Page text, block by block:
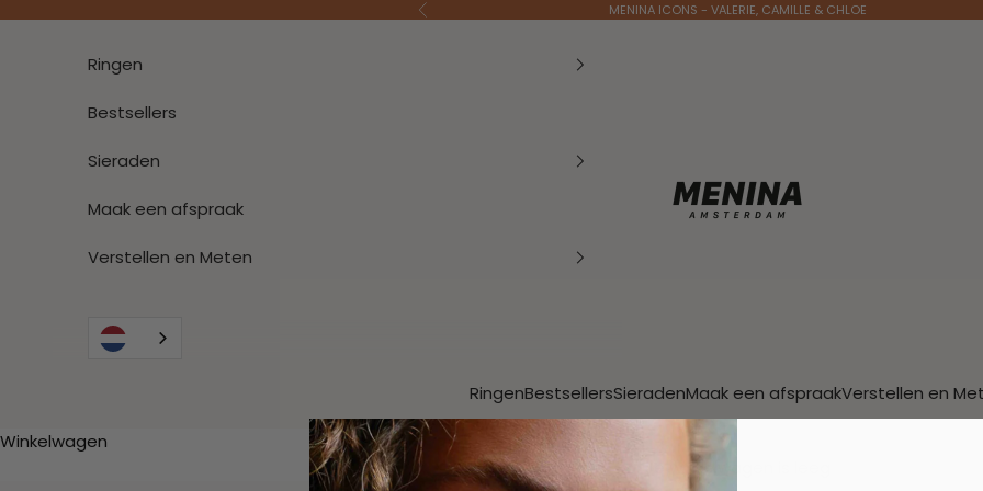
Vorige MENINA ICONS - VALERIE, CAMILLE & CHLOE
Menina Amsterdam
RingenBestsellersSieradenMaak een afspraakVerstellen en
Ringen
Bestsellers
Sieraden
Maak een afspraak
Verstellen en Meten
Winkelwagen
Je winkelwagen is leeg